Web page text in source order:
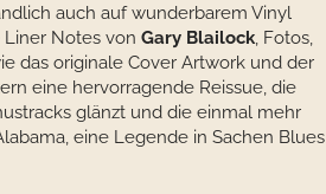
auch auf wunderbarem Vinyl
Notes von Gary Blailock, Fotos,
das originale Cover Artwork und der
eine hervorragende Reissue, die
glänzt und die einmal mehr
eine Legende in Sachen Blues